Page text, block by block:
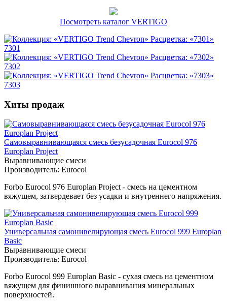
Посмотреть каталог VERTIGO
7301
7302
7303
Хиты продаж
Самовыравнивающаяся смесь безусадочная Eurocol 976
Europlan Project
Выравнивающие смеси
Производитель: Eurocol
Forbo Eurocol 976 Europlan Project - смесь на цементном
вяжущем, затвердевает без усадки и внутреннего напряжения.
Универсальная самонивелирующая смесь Eurocol 999 Europlan
Basic
Выравнивающие смеси
Производитель: Eurocol
Forbo Eurocol 999 Europlan Basic - сухая смесь на цементном
вяжущем для финишного выравнивания минеральных
поверхностей.